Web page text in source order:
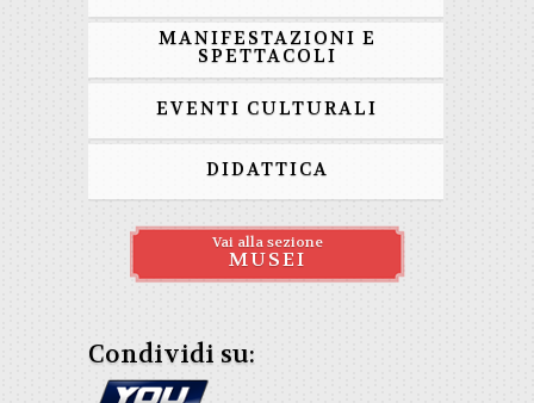
MANIFESTAZIONI E
SPETTACOLI
EVENTI CULTURALI
DIDATTICA
Vai alla sezione
MUSEI
Condividi su: